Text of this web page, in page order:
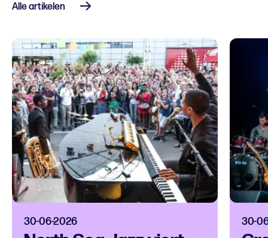
Alle artikelen
30-06-2026 30-